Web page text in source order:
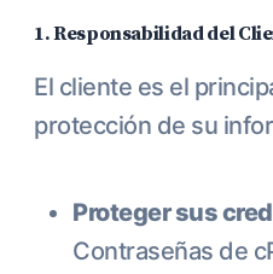
1. Responsabilidad del
El cliente es el
protección de su
Proteger sus
Contraseñas de